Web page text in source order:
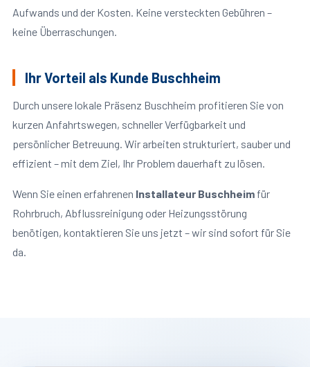
Aufwands und der Kosten. Keine versteckten Gebühren –
keine Überraschungen.
Ihr Vorteil als Kunde Buschheim
Durch unsere lokale Präsenz Buschheim profitieren Sie von
kurzen Anfahrtswegen, schneller Verfügbarkeit und
persönlicher Betreuung. Wir arbeiten strukturiert, sauber und
effizient – mit dem Ziel, Ihr Problem dauerhaft zu lösen.
Wenn Sie einen erfahrenen Installateur Buschheimfür
Rohrbruch, Abflussreinigung oder Heizungsstörung
benötigen, kontaktieren Sie uns jetzt – wir sind sofort für Sie
da.